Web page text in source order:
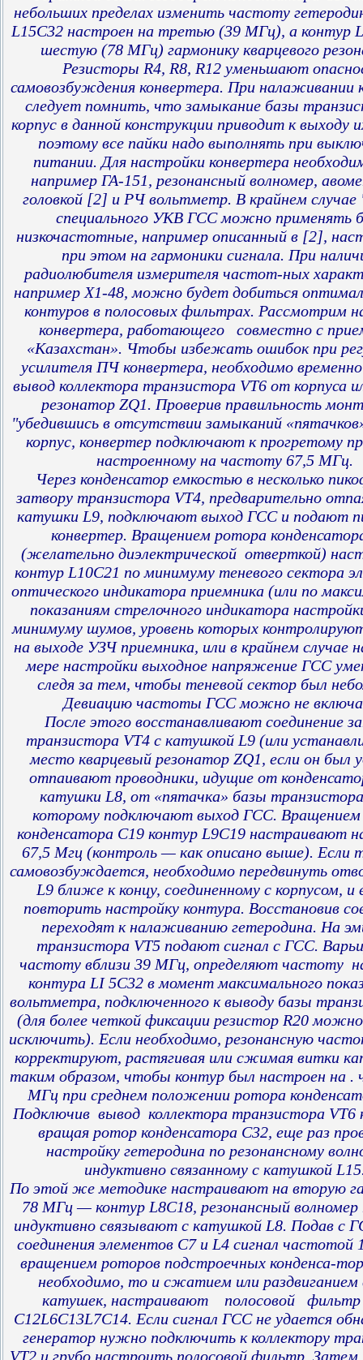
небольших пределах изменить частоту
L15C32 настроен на третью (39 МГц), а контур
шестую (78 МГц) гармонику кварцевого
Резисторы R4, R8, R12 уменьшают
самовозбуждения конвертера. При налаживании
следует помнить, что замыкание базы
корпус в данной конструкции приводит к выходу
поэтому все пайки надо выполнять при
питании. Для настройки конвертера
например ГА-151, резонансный волномер,
головкой [2] и РЧ вольтметр. В крайнем
специального УКВ ГСС можно применять
низкочастотные, например описанный в [2],
при этом на гармоники сигнала. При
радиолюбителя измерителя частот-ных
например Х1-48, можно будет добиться
контуров в полосовых фильтрах. Рассмотрим
конвертера, работающего совместно с
«Казахстан». Чтобы избежать ошибок при
усилителя ПЧ конвертера, необходимо
вывод коллектора транзистора VT6 от корпуса
резонатор ZQ1. Проверив правильность
"убедившись в отсутствии замыканий
корпус, конвертер подключают к прогретому
настроенному на частоту 67,5 МГц.
Через конденсатор емкостью в несколько
затвору транзистора VT4, предварительно
катушки L9, подключают выход ГСС и подают
конвертер. Вращением ротора
(желательно диэлектрической отверткой)
контур L10C21 по минимуму теневого сектора
оптического индикатора приемника (или по
показаниям стрелочного индикатора
минимуму шумов, уровень которых
на выходе УЗЧ приемника, или в крайнем случае
мере настройки выходное напряжение ГСС
следя за тем, чтобы теневой сектор был
Девиацию частоты ГСС можно не
После этого восстанавливают соединение
транзистора VT4 с катушкой L9 (или
место кварцевый резонатор ZQ1, если он был
отпаивают проводники, идущие от
катушки L8, от «пятачка» базы
которому подключают выход ГСС.
конденсатора С19 контур L9C19 настраивают
67,5 Мгц (контроль — как описано выше). Если
самовозбуждается, необходимо передвинуть
L9 ближе к концу, соединенному с корпусом, и
повторить настройку контура. Восстановив
переходят к налаживанию гетеродина. На
транзистора VT5 подают сигнал с ГСС.
частоту вблизи 39 МГц, определяют частоту
контура LI 5C32 в момент максимального
вольтметра, подключенного к выводу базы
(для более четкой фиксации резистор R20
исключить). Если необходимо, резонансную
корректируют, растягивая или сжимая витки
таким образом, чтобы контур был настроен на .
МГц при среднем положении ротора
Подключив вывод коллектора транзистора VT6
вращая ротор конденсатора С32, еще раз
настройку гетеродина по резонансному
индуктивно связанному с катушкой
По этой же методике настраивают на вторую
78 МГц — контур L8C18, резонансный
индуктивно связывают с катушкой L8. Подав с
соединения элементов С7 и L4 сигнал частотой
вращением роторов подстроечных конденса-
необходимо, то и сжатием или раздвиганием
катушек, настраивают полосовой фильтр
С12L6C13L7C14. Если сигнал ГСС не удается
генератор нужно подключить к коллектору
VT2 и грубо настроить полосовой фильтр.